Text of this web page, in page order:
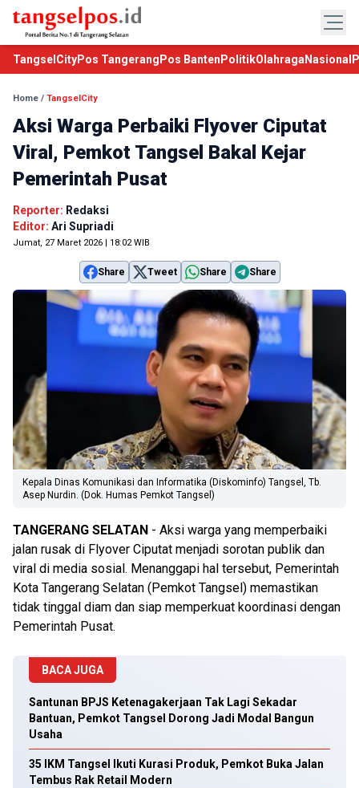
TangselCityPos Tangerang Pos Banten PolitikOlahraga Nasional
Home / TangselCity
Aksi Warga Perbaiki Flyover Ciputat
Viral, Pemkot Tangsel Bakal Kejar
Pemerintah Pusat
Reporter: Redaksi
Editor: Ari Supriadi
Jumat, 27 Maret 2026 | 18:02 WIB
Share Tweet Share Share
Kepala Dinas Komunikasi dan Informatika (Diskominfo) Tangsel, Tb.
Asep Nurdin. (Dok. Humas Pemkot Tangsel)
TANGERANG SELATAN - Aksi warga yang memperbaiki
jalan rusak di Flyover Ciputat menjadi sorotan publik dan
viral di media sosial. Menanggapi hal tersebut, Pemerintah
Kota Tangerang Selatan (Pemkot Tangsel) memastikan
tidak tinggal diam dan siap memperkuat koordinasi dengan
Pemerintah Pusat.
BACA JUGA
Santunan BPJS Ketenagakerjaan Tak Lagi Sekadar
Bantuan, Pemkot Tangsel Dorong Jadi Modal Bangun
Usaha
35 IKM Tangsel Ikuti Kurasi Produk, Pemkot Buka Jalan
Tembus Rak Retail Modern